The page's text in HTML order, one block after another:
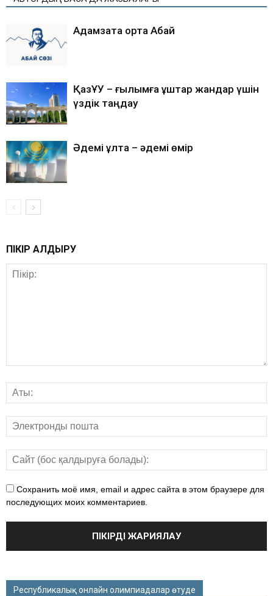
Адамзатқа ортақ Абай
ҚазҰУ – ғылымға құштар жандар үшін
үздік таңдау
Әдемі ұлтқа – әдемі өмір
ПІКІР ҚАЛДЫРУ
Сохранить моё имя, email и адрес сайта в этом браузере для
последующих моих комментариев.
Республикалық онлайн олимпиадалар өтуде